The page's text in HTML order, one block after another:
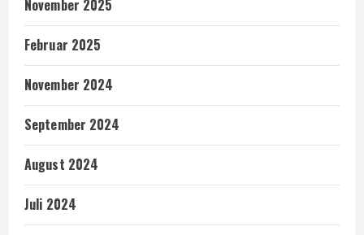
November 2025
Februar 2025
November 2024
September 2024
August 2024
Juli 2024